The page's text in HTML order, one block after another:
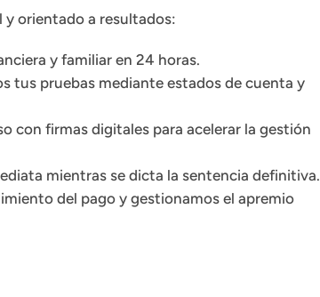
y orientado a resultados:
y familiar en 24 horas.
tus pruebas mediante estados de cuenta y
con firmas digitales para acelerar la gestión
mientras se dicta la sentencia definitiva.
del pago y gestionamos el apremio